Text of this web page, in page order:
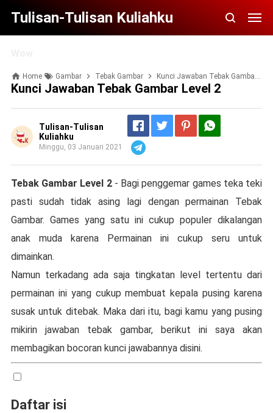
Tulisan-Tulisan Kuliahku
Home Gambar Tebak Gambar Kunci Jawaban Tebak Gambar Level 2
Kunci Jawaban Tebak Gambar Level 2
Tulisan-Tulisan
Kuliahku
Minggu, 03 Januari 2021
Tebak Gambar Level 2 - Bagi penggemar games teka teki
pasti sudah tidak asing lagi dengan permainan Tebak
Gambar. Games yang satu ini cukup populer dikalangan
anak muda karena Permainan ini cukup seru untuk
dimainkan.
Namun terkadang ada saja tingkatan level tertentu dari
permainan ini yang cukup membuat kepala pusing karena
susak untuk ditebak. Maka dari itu, bagi kamu yang pusing
mikirin jawaban tebak gambar, berikut ini saya akan
membagikan bocoran kunci jawabannya disini.
Daftar isi